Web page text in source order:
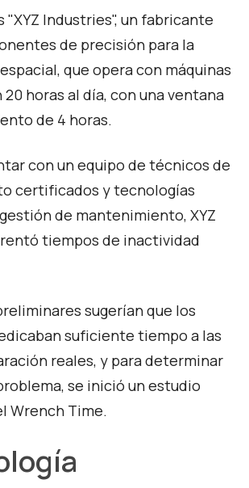
"XYZ Industries", un fabricante
de precisión para la
que opera con máquinas
horas al día, con una ventana
de 4 horas.
con un equipo de técnicos de
certificados y tecnologías
de mantenimiento, XYZ
tiempos de inactividad
sugerían que los
suficiente tiempo a las
reales, y para determinar
se inició un estudio
Wrench Time.